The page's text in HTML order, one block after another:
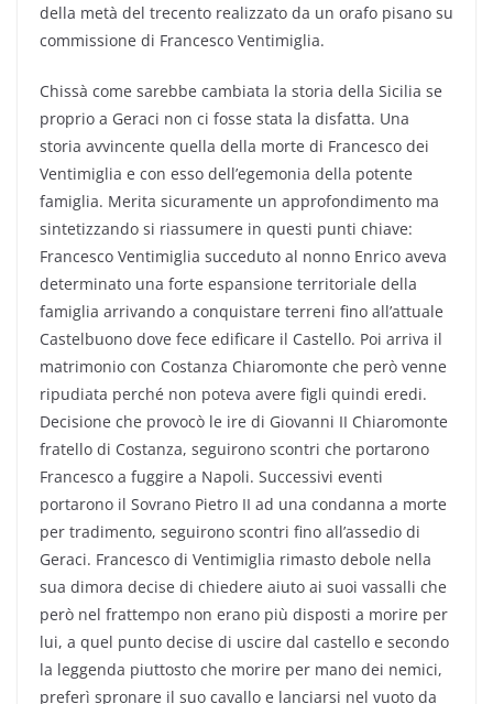
della metà del trecento realizzato da un orafo pisano su
commissione di Francesco Ventimiglia.
Chissà come sarebbe cambiata la storia della Sicilia se
proprio a Geraci non ci fosse stata la disfatta. Una
storia avvincente quella della morte di Francesco dei
Ventimiglia e con esso dell’egemonia della potente
famiglia. Merita sicuramente un approfondimento ma
sintetizzando si riassumere in questi punti chiave:
Francesco Ventimiglia succeduto al nonno Enrico aveva
determinato una forte espansione territoriale della
famiglia arrivando a conquistare terreni fino all’attuale
Castelbuono dove fece edificare il Castello. Poi arriva il
matrimonio con Costanza Chiaromonte che però venne
ripudiata perché non poteva avere figli quindi eredi.
Decisione che provocò le ire di Giovanni II Chiaromonte
fratello di Costanza, seguirono scontri che portarono
Francesco a fuggire a Napoli. Successivi eventi
portarono il Sovrano Pietro II ad una condanna a morte
per tradimento, seguirono scontri fino all’assedio di
Geraci. Francesco di Ventimiglia rimasto debole nella
sua dimora decise di chiedere aiuto ai suoi vassalli che
però nel frattempo non erano più disposti a morire per
lui, a quel punto decise di uscire dal castello e secondo
la leggenda piuttosto che morire per mano dei nemici,
preferì spronare il suo cavallo e lanciarsi nel vuoto da